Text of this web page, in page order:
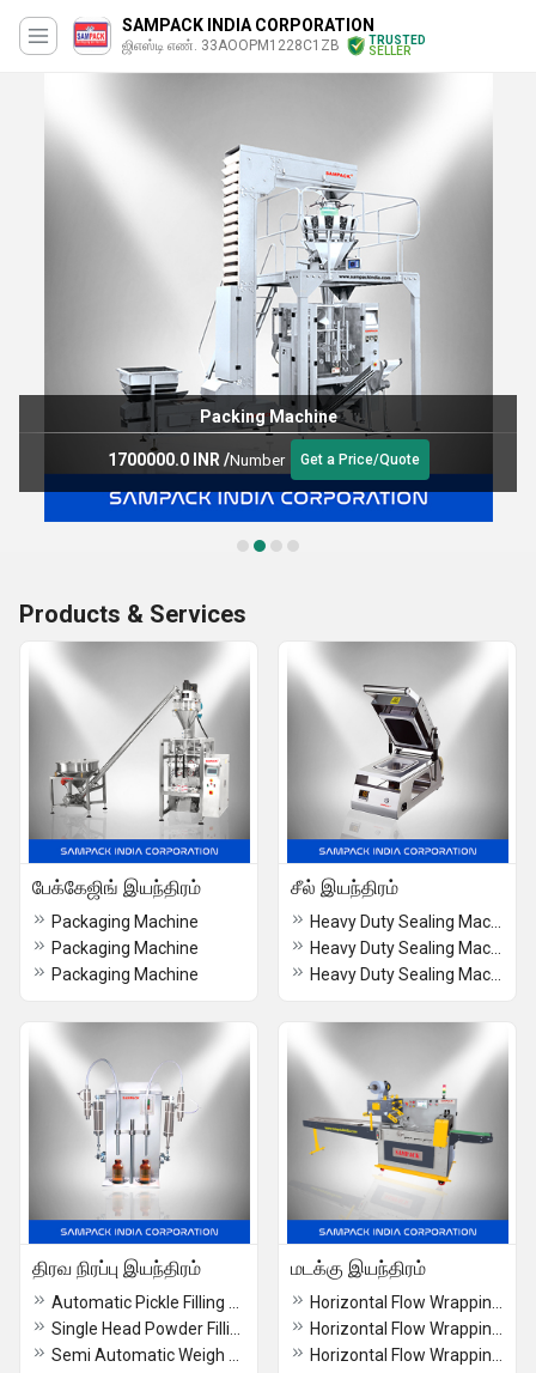
SAMPACK INDIA CORPORATION
ஜிஎஸ்டி எண். 33AOOPM1228C1ZB
TRUSTED
SELLER
Packing Machine
1700000.0 INR /Number Get a Price/Quote
Products & Services
பேக்கேஜிங் இயந்திரம்
Packaging Machine
Packaging Machine
Packaging Machine
சீல் இயந்திரம்
திரவ நிரப்பு இயந்திரம் மடக்கு இயந்திரம்